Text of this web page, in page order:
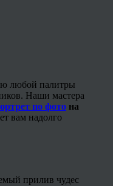
любой палитры
Наши мастера
по фото на
вам надолго
прилив чудес